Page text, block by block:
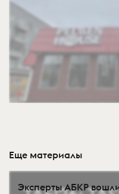
Еще материалы
Эксперты АБКР